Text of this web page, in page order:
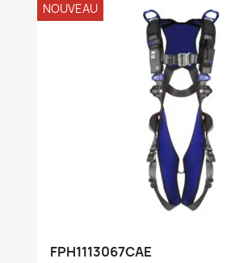
FPH1113067CAE
NOUVEAU